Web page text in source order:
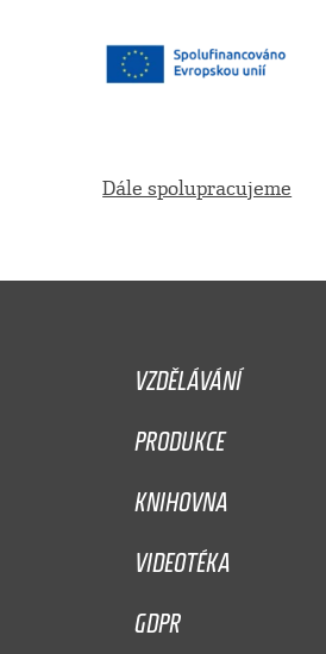
Dále spolupracujeme
VZDĚLÁVÁNÍ
PRODUKCE
KNIHOVNA
VIDEOTÉKA
GDPR